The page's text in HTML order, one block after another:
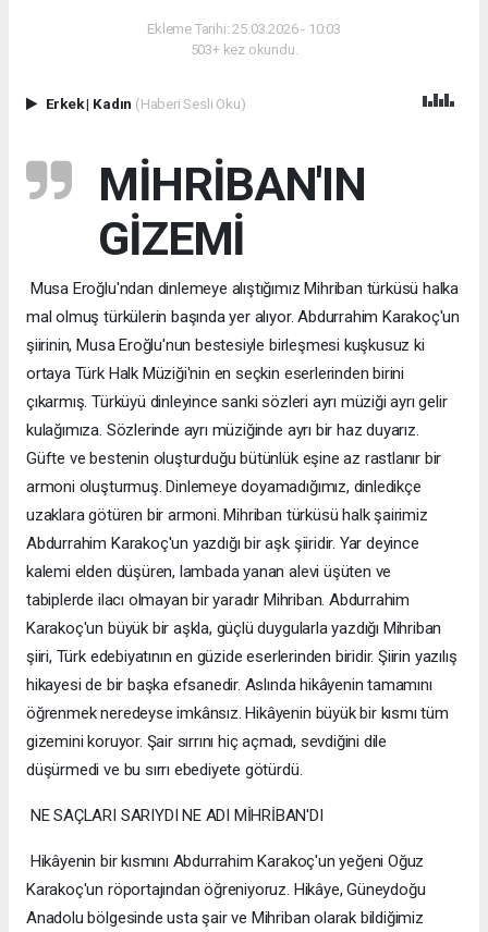
Ekleme Tarihi: 25.03.2026 - 10:03
503+ kez okundu.
Erkek| Kadın (Haberi Sesli Oku)
MİHRİBAN'IN
GİZEMİ
Musa Eroğlu'ndan dinlemeye alıştığımız Mihriban türküsü halka
mal olmuş türkülerin başında yer alıyor. Abdurrahim Karakoç'un
şiirinin, Musa Eroğlu'nun bestesiyle birleşmesi kuşkusuz ki
ortaya Türk Halk Müziği'nin en seçkin eserlerinden birini
çıkarmış. Türküyü dinleyince sanki sözleri ayrı müziği ayrı gelir
kulağımıza. Sözlerinde ayrı müziğinde ayrı bir haz duyarız.
Güfte ve bestenin oluşturduğu bütünlük eşine az rastlanır bir
armoni oluşturmuş. Dinlemeye doyamadığımız, dinledikçe
uzaklara götüren bir armoni. Mihriban türküsü halk şairimiz
Abdurrahim Karakoç'un yazdığı bir aşk şiiridir. Yar deyince
kalemi elden düşüren, lambada yanan alevi üşüten ve
tabiplerde ilacı olmayan bir yaradır Mihriban. Abdurrahim
Karakoç'un büyük bir aşkla, güçlü duygularla yazdığı Mihriban
şiiri, Türk edebiyatının en güzide eserlerinden biridir. Şiirin yazılış
hikayesi de bir başka efsanedir. Aslında hikâyenin tamamını
öğrenmek neredeyse imkânsız. Hikâyenin büyük bir kısmı tüm
gizemini koruyor. Şair sırrını hiç açmadı, sevdiğini dile
düşürmedi ve bu sırrı ebediyete götürdü.
NE SAÇLARI SARIYDI NE ADI MİHRİBAN'DI
Hikâyenin bir kısmını Abdurrahim Karakoç'un yeğeni Oğuz
Karakoç'un röportajından öğreniyoruz. Hikâye, Güneydoğu
Anadolu bölgesinde usta şair ve Mihriban olarak bildiğimiz